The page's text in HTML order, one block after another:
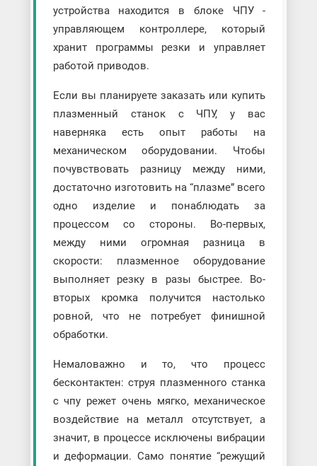
устройства находится в блоке ЧПУ -
управляющем контроллере, который
хранит программы резки и управляет
работой приводов.
Если вы планируете заказать или купить
плазменный станок с ЧПУ, у вас
наверняка есть опыт работы на
механическом оборудовании. Чтобы
почувствовать разницу между ними,
достаточно изготовить на “плазме” всего
одно изделие и понаблюдать за
процессом со стороны. Во-первых,
между ними огромная разница в
скорости: плазменное оборудование
выполняет резку в разы быстрее. Во-
вторых кромка получится настолько
ровной, что не потребует финишной
обработки.
Немаловажно и то, что процесс
бесконтактен: струя плазменного станка
с чпу режет очень мягко, механическое
воздействие на металл отсутствует, а
значит, в процессе исключены вибрации
и деформации. Само понятие “режущий